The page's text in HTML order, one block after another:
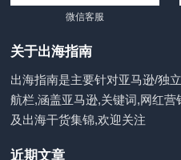
微信客服
关于出海指南
出海指南是主要针对亚马逊/独
航栏,涵盖亚马逊,关键词,网红
及出海干货集锦,欢迎关注
近期文章